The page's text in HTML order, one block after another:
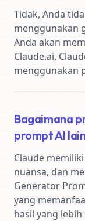
Tidak, Anda
menggunakan
Anda akan
Claude.ai,
menggunakan
Bagaimana
prompt AI
Claude
nuansa, dan
Generator
yang
hasil yang lebih